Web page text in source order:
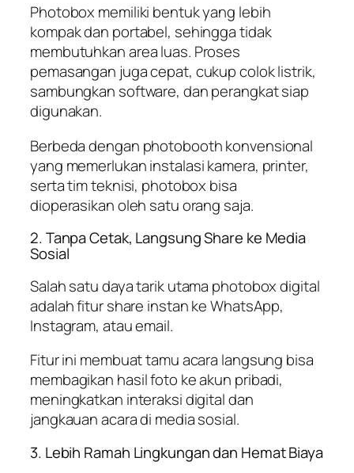
Photobox memiliki bentuk yang lebih
kompak dan portabel, sehingga tidak
membutuhkan area luas. Proses
pemasangan juga cepat, cukup colok listrik,
sambungkan software, dan perangkat siap
digunakan.
Berbeda dengan photobooth konvensional
yang memerlukan instalasi kamera, printer,
serta tim teknisi, photobox bisa
dioperasikan oleh satu orang saja.
2. Tanpa Cetak, Langsung Share ke Media
Sosial
Salah satu daya tarik utama photobox digital
adalah fitur share instan ke WhatsApp,
Instagram, atau email.
Fitur ini membuat tamu acara langsung bisa
membagikan hasil foto ke akun pribadi,
meningkatkan interaksi digital dan
jangkauan acara di media sosial.
3. Lebih Ramah Lingkungan dan Hemat Biaya